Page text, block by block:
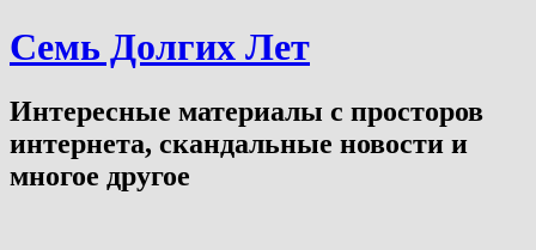
Семь Долгих Лет
Интересные материалы с просторов
интернета, скандальные новости и
многое другое